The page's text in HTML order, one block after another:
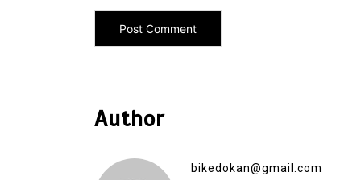
Author
bikedokan@gmail.com